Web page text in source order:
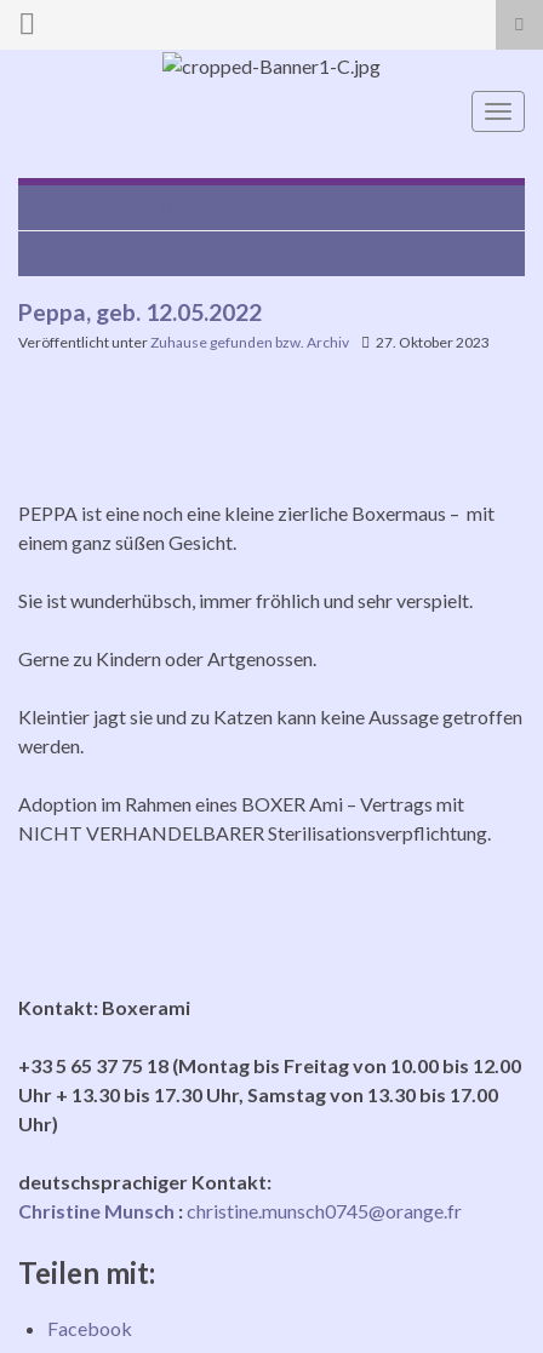
Search for:
Peppa, geb. 12.05.2022
Veröffentlicht unterZuhause gefunden bzw. Archiv 27. Oktober 2023
PEPPA ist eine noch eine kleine zierliche Boxermaus – mit
einem ganz süßen Gesicht.
Sie ist wunderhübsch, immer fröhlich und sehr verspielt.
Gerne zu Kindern oder Artgenossen.
Kleintier jagt sie und zu Katzen kann keine Aussage getroffen
werden.
Adoption im Rahmen eines BOXER Ami – Vertrags mit
NICHT VERHANDELBARER Sterilisationsverpflichtung.
Kontakt: Boxerami
+33 5 65 37 75 18 (Montag bis Freitag von 10.00 bis 12.00
Uhr + 13.30 bis 17.30 Uhr, Samstag von 13.30 bis 17.00
Uhr)
deutschsprachiger Kontakt:
Christine Munsch :christine.munsch0745@orange.fr
Teilen mit:
Facebook